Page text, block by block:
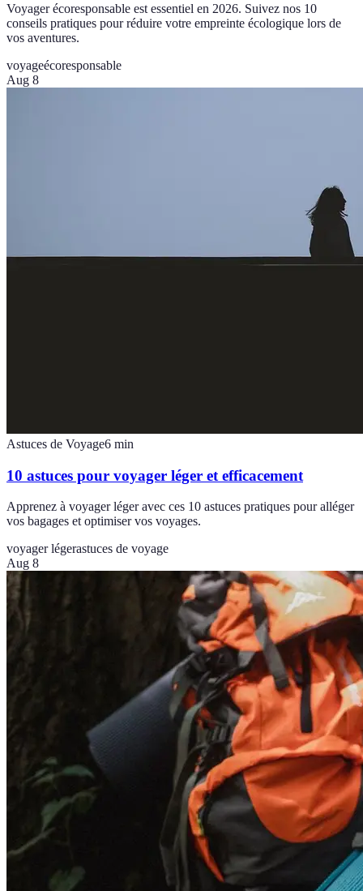
Voyager écoresponsable est essentiel en 2026. Suivez nos 10
conseils pratiques pour réduire votre empreinte écologique lors de
vos aventures.
voyageécoresponsable
Aug 8
Astuces de Voyage6 min
10 astuces pour voyager léger et efficacement
Apprenez à voyager léger avec ces 10 astuces pratiques pour alléger
vos bagages et optimiser vos voyages.
voyager légerastuces de voyage
Aug 8